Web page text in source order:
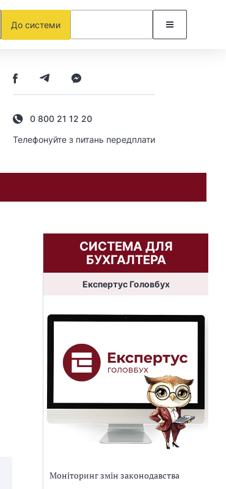
До системи
0 800 21 12 20
Телефонуйте з питань передплати
СИСТЕМА ДЛЯ
БУХГАЛТЕРА
Експертус Головбух
Моніторинг змін законодавства